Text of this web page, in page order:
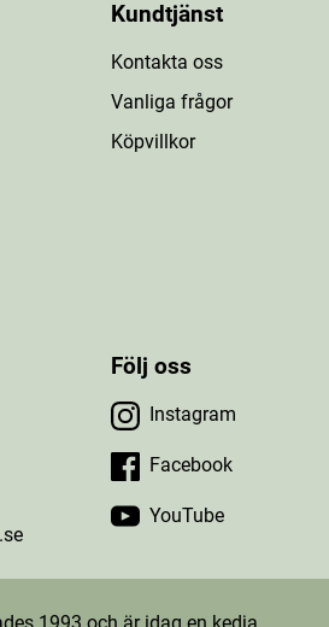
Kundtjänst
Kontakta oss
Vanliga frågor
Köpvillkor
Följ oss
Instagram
Facebook
YouTube